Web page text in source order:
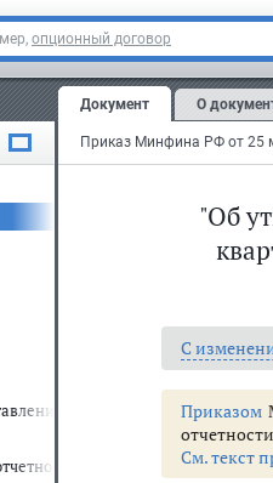
опционный договор
годовой, квартальной
учреждением (п.п. 13 -
Документ О
"Об
С
Приказом
См. текст